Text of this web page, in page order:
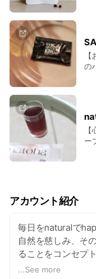
の
ー
アカウント紹介
毎日をnaturalで
自然を慈しみ、そ
ることをコンセプ
ド”natoha”を中心
...See more